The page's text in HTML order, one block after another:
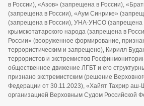
в России), «Азов» (запрещена в России),
(запрещена в России), «Аум Синрике»
(запрещена в России), УНА-УНСО (запрещена
крымскотатарского народа (запрещена в
России» (вооруженное формирование,
террористическим и запрещено), Кирилл
террористов и экстремистов
общественное движение ЛГБТ и его
признано экстремистским (решение
Федерации от 30.11.2023), «Хайят Тахрир
организацией Верховным Судом Российской